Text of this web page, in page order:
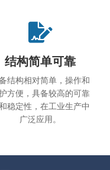
结构简单可靠
结构相对简单，操作和
方便，具备较高的可靠
稳定性，在工业生产中
广泛应用。